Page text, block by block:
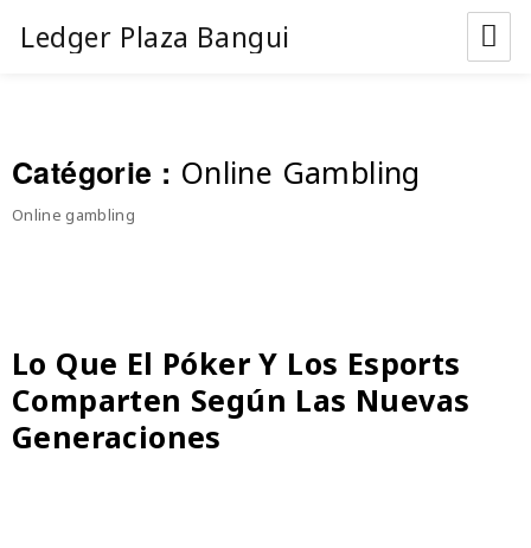
Ledger Plaza Bangui
Catégorie : Online Gambling
Online gambling
Lo Que El Póker Y Los Esports
Comparten Según Las Nuevas
Generaciones